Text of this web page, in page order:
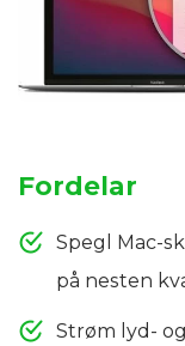
Fordelar
Spegl Mac-
på nesten
Strøm lyd-